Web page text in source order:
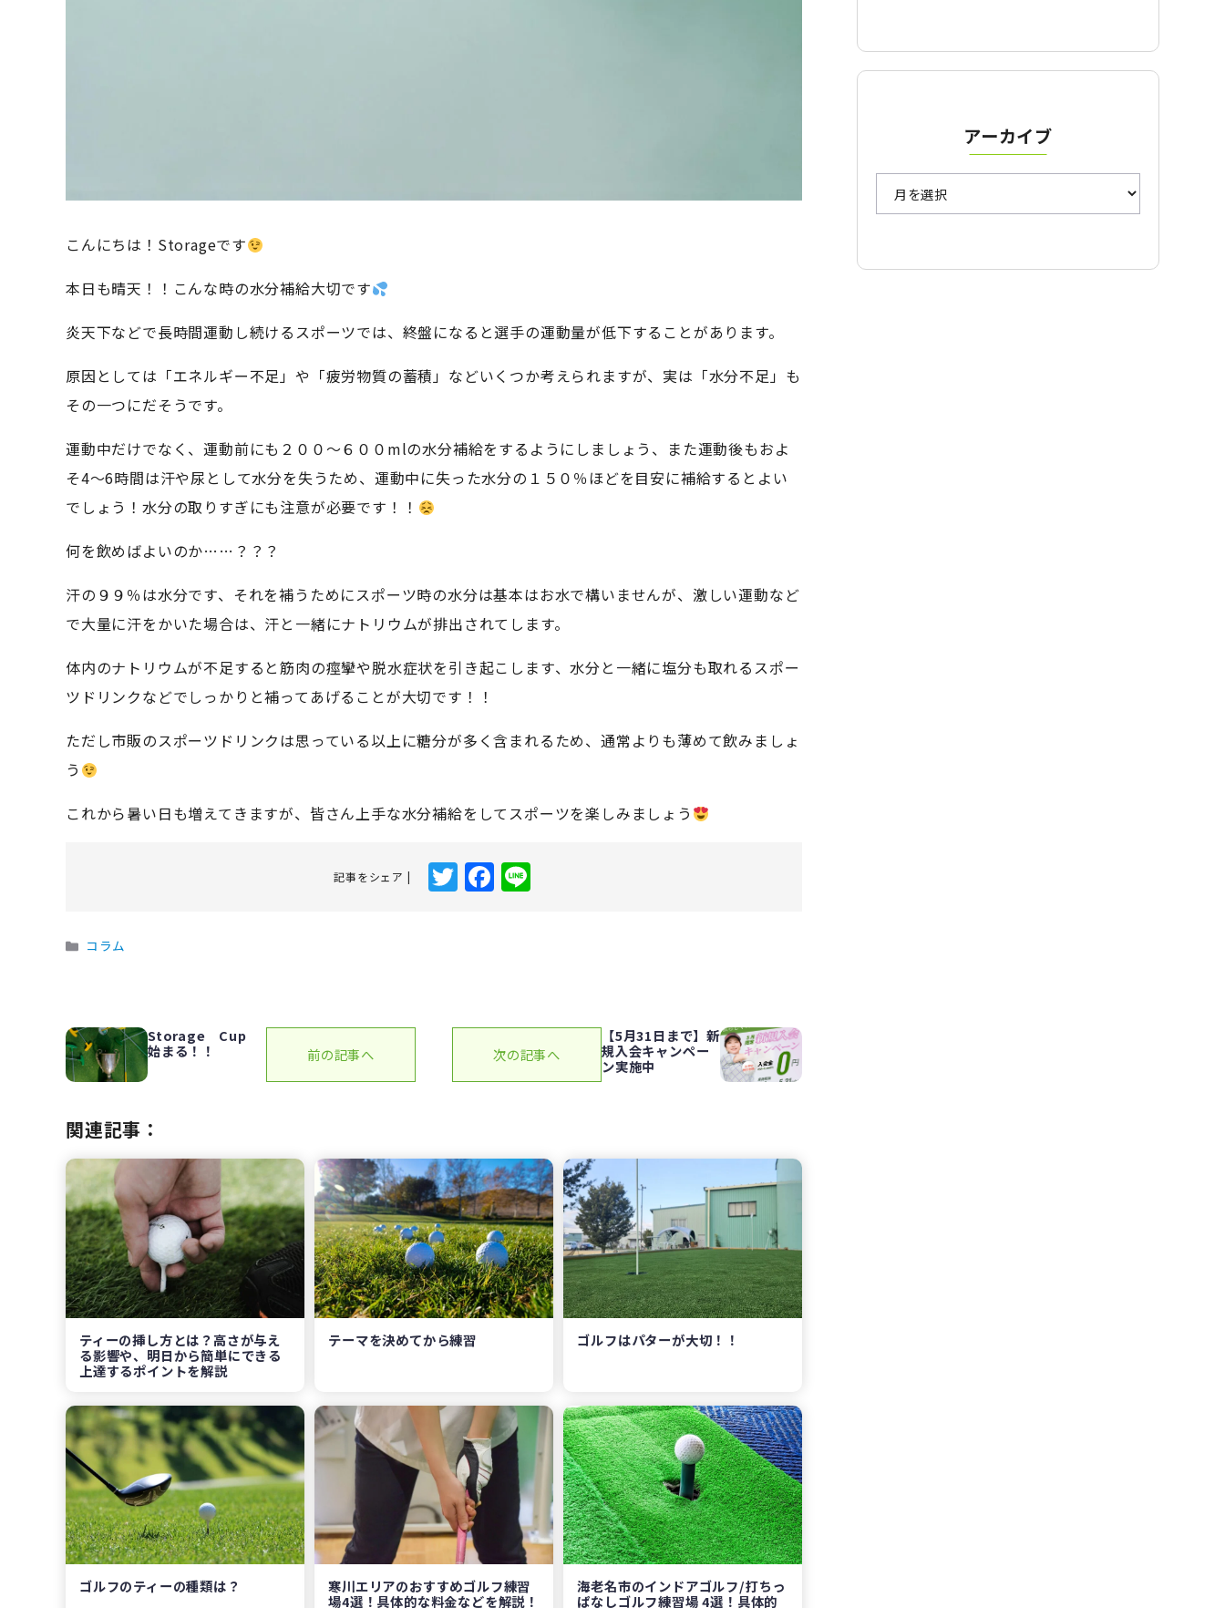
こんにちは！Storageです
本日も晴天！！こんな時の水分補給大切です
炎天下などで長時間運動し続けるスポーツでは、終盤になると選手の運動量が低下することがあります。
原因としては「エネルギー不足」や「疲労物質の蓄積」などいくつか考えられますが、実は「水分不足」も
その一つにだそうです。
運動中だけでなく、運動前にも２００～６００mlの水分補給をするようにしましょう、また運動後もおよ
そ4～6時間は汗や尿として水分を失うため、運動中に失った水分の１５０％ほどを目安に補給するとよい
でしょう！水分の取りすぎにも注意が必要です！！
何を飲めばよいのか……？？？
汗の９９％は水分です、それを補うためにスポーツ時の水分は基本はお水で構いませんが、激しい運動など
で大量に汗をかいた場合は、汗と一緒にナトリウムが排出されてします。
体内のナトリウムが不足すると筋肉の痙攣や脱水症状を引き起こします、水分と一緒に塩分も取れるスポー
ツドリンクなどでしっかりと補ってあげることが大切です！！
ただし市販のスポーツドリンクは思っている以上に糖分が多く含まれるため、通常よりも薄めて飲みましょ
う
これから暑い日も増えてきますが、皆さん上手な水分補給をしてスポーツを楽しみましょう
記事をシェア | T
w
F
a
o
o
k
Li
カ
コラム
Storage Cup
始まる！！
前の記事へ 次の記事へ
【5月31日まで】新
規入会キャンペー
ン実施中
関連記事：
ティーの挿し方とは？高さが与え
る影響や、明日から簡単にできる
上達するポイントを解説
テーマを決めてから練習 ゴルフはパターが大切！！
ゴルフのティーの種類は？
寒川エリアのおすすめゴルフ練習
場4選！具体的な料金などを解説！
海老名市のインドアゴルフ/打ちっ
ぱなしゴルフ練習場 4選！具体的
アーカイブ
ー
イ